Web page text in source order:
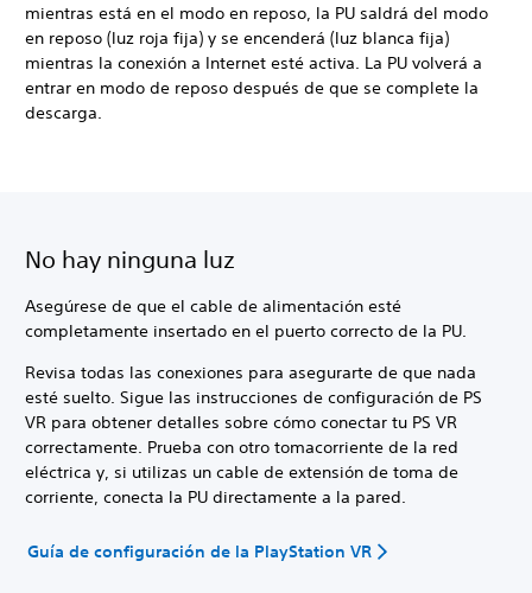
mientras está en el modo en reposo, la PU saldrá del modo
en reposo (luz roja fija) y se encenderá (luz blanca fija)
mientras la conexión a Internet esté activa. La PU volverá a
entrar en modo de reposo después de que se complete la
descarga.
No hay ninguna luz
Asegúrese de que el cable de alimentación esté
completamente insertado en el puerto correcto de la PU.
Revisa todas las conexiones para asegurarte de que nada
esté suelto. Sigue las instrucciones de configuración de PS
VR para obtener detalles sobre cómo conectar tu PS VR
correctamente. Prueba con otro tomacorriente de la red
eléctrica y, si utilizas un cable de extensión de toma de
corriente, conecta la PU directamente a la pared.
Guía de configuración de la PlayStation VR